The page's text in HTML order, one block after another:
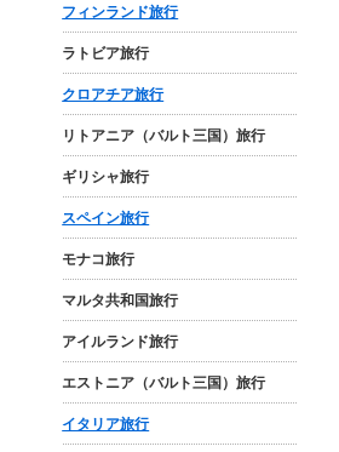
フィンランド旅行
ラトビア旅行
クロアチア旅行
リトアニア（バルト三国）旅行
ギリシャ旅行
スペイン旅行
モナコ旅行
マルタ共和国旅行
アイルランド旅行
エストニア（バルト三国）旅行
イタリア旅行